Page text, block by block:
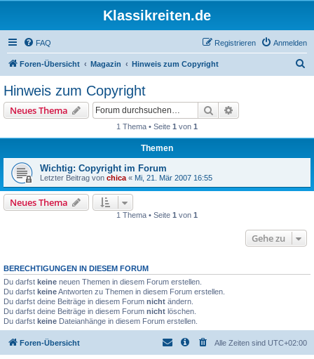
Klassikreiten.de
FAQ Anmelden
Registrieren
Foren-Übersicht Magazin Hinweis zum Copyright
Hinweis zum Copyright
Neues Thema Suche
1 Thema • Seite 1 von 1
Themen
Wichtig: Copyright im Forum
Letzter Beitrag von chica « Mi, 21. Mär 2007 16:55
Neues Thema
1 Thema • Seite 1 von 1
Gehe zu
BERECHTIGUNGEN IN DIESEM FORUM
Du darfst keine neuen Themen in diesem Forum erstellen.
Du darfst keineAntworten zu Themen in diesem Forum erstellen.
Du darfst deine Beiträge in diesem Forum nicht ändern.
Du darfst deine Beiträge in diesem Forum nicht löschen.
Du darfst keine Dateianhänge in diesem Forum erstellen.
Foren-Übersicht Alle Zeiten sind UTC+02:00